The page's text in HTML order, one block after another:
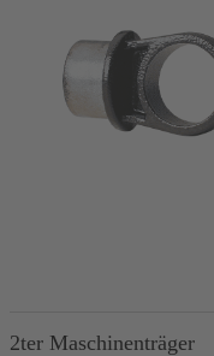
2ter Maschinenträger